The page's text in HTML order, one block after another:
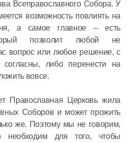
Всеправославного Собора. У
возможность повлиять на
а самое главное – есть
позволит любой не
вопрос или любое решение, с
либо перенести на
вовсе.
Православная Церковь жила
Соборов и может прожить
же. Поэтому мы не говорим,
необходим для того, чтобы